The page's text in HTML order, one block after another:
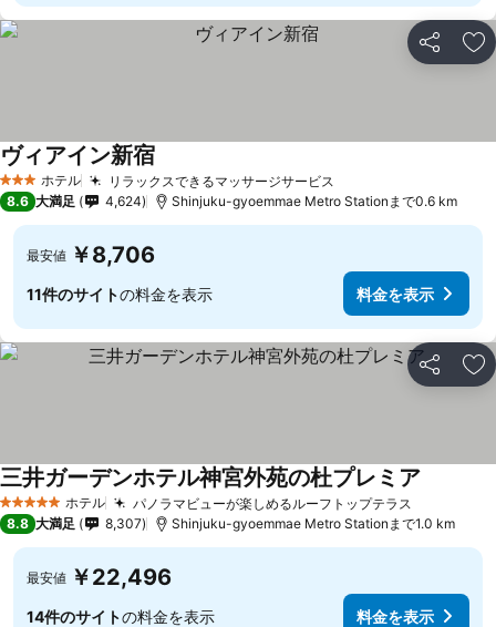
シェア お
3 ホテルのランク
ホテル リラックスできるマッサージサービス
ヴィアイン新宿
8.6 大満足 4,624 Shinjuku-gyoemmae Metro Stationまで0.6 km
最安値 ￥8,706
11件のサイトの料金を表示 料金を表示
シェア お
5 ホテルのランク
ホテル パノラマビューが楽しめるルーフトップテラス
三井ガーデンホテル神宮外苑の杜プレミア
8.8 大満足 8,307 Shinjuku-gyoemmae Metro Stationまで1.0 km
最安値 ￥22,496
14件のサイトの料金を表示 料金を表示